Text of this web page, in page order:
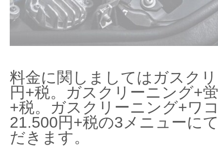
料金に関しましてはガスク
円+税。ガスクリーニング+
+税。ガスクリーニング+ワ
21.500円+税の3メニューに
だきます。